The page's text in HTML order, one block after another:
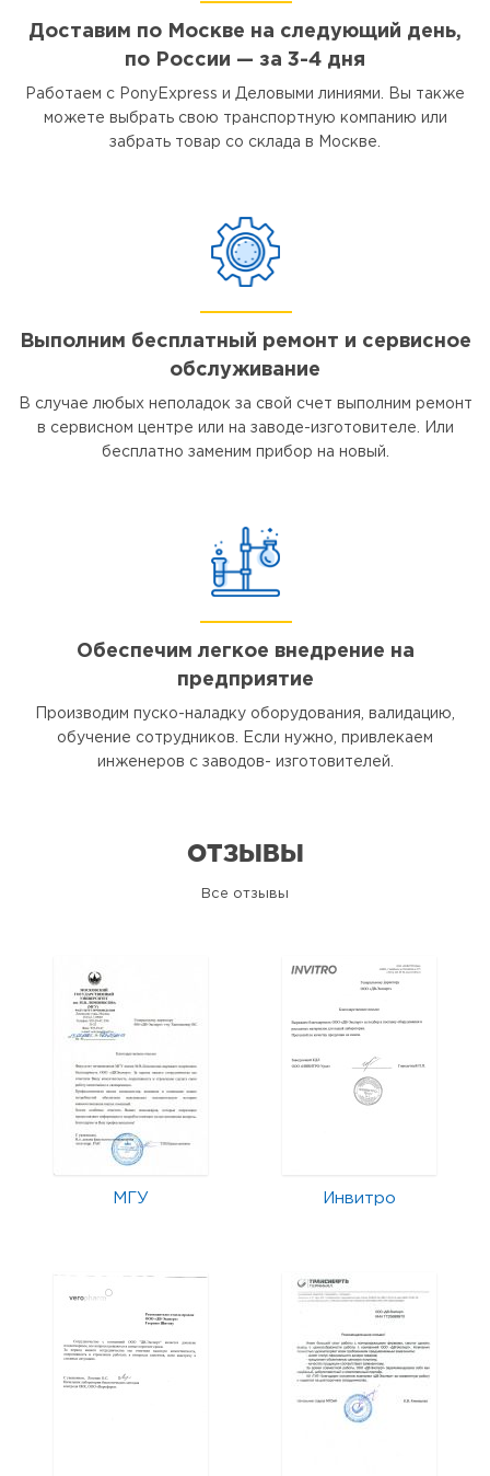
Доставим по Москве на следующий день,
по России — за 3-4 дня
Работаем с PonyExpress и Деловыми линиями. Вы также
можете выбрать свою транспортную компанию или
забрать товар со склада в Москве.
Выполним бесплатный ремонт и сервисное
обслуживание
В случае любых неполадок за свой счет выполним ремонт
в сервисном центре или на заводе-изготовителе. Или
бесплатно заменим прибор на новый.
Обеспечим легкое внедрение на
предприятие
Производим пуско-наладку оборудования, валидацию,
обучение сотрудников. Если нужно, привлекаем
инженеров с заводов- изготовителей.
ОТЗЫВЫ
Все отзывы
МГУ Инвитро